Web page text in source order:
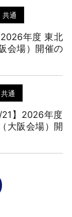
2026年度 東北
会場）開催の
共通
21】2026年度
大阪会場）開
共通